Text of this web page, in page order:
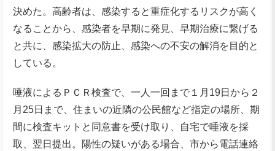
決めた。高齢者は、感染すると重症化するリスクが高く
なることから、感染者を早期に発見、早期治療に繋げる
と共に、感染拡大の防止、感染への不安の解消を目的と
している。
唾液によるＰＣＲ検査で、一人一回まで１月19日から２
月25日まで、住まいの近隣の公民館など指定の場所、期
間に検査キットと同意書を受け取り、自宅で唾液を採
取、翌日提出。陽性の疑いがある場合、市から電話連絡